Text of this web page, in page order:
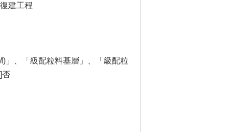
建工程
」、「級配粒料基層」、「級配粒
否